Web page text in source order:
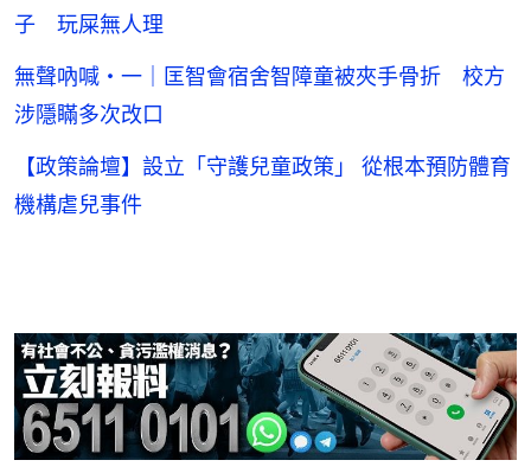
子 玩屎無人理
無聲吶喊・一｜匡智會宿舍智障童被夾手骨折 校方
涉隱瞞多次改口
【政策論壇】設立「守護兒童政策」 從根本預防體育
機構虐兒事件